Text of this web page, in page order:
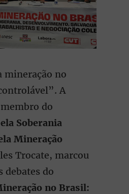
mineração no
A
do
Soberania
Mineração
Trocate, marcou
debates do
no Brasil: